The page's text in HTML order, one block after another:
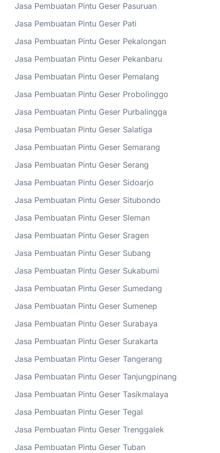
Jasa Pembuatan Pintu Geser Pasuruan
Jasa Pembuatan Pintu Geser Pati
Jasa Pembuatan Pintu Geser Pekalongan
Jasa Pembuatan Pintu Geser Pekanbaru
Jasa Pembuatan Pintu Geser Pemalang
Jasa Pembuatan Pintu Geser Probolinggo
Jasa Pembuatan Pintu Geser Purbalingga
Jasa Pembuatan Pintu Geser Salatiga
Jasa Pembuatan Pintu Geser Semarang
Jasa Pembuatan Pintu Geser Serang
Jasa Pembuatan Pintu Geser Sidoarjo
Jasa Pembuatan Pintu Geser Situbondo
Jasa Pembuatan Pintu Geser Sleman
Jasa Pembuatan Pintu Geser Sragen
Jasa Pembuatan Pintu Geser Subang
Jasa Pembuatan Pintu Geser Sukabumi
Jasa Pembuatan Pintu Geser Sumedang
Jasa Pembuatan Pintu Geser Sumenep
Jasa Pembuatan Pintu Geser Surabaya
Jasa Pembuatan Pintu Geser Surakarta
Jasa Pembuatan Pintu Geser Tangerang
Jasa Pembuatan Pintu Geser Tanjungpinang
Jasa Pembuatan Pintu Geser Tasikmalaya
Jasa Pembuatan Pintu Geser Tegal
Jasa Pembuatan Pintu Geser Trenggalek
Jasa Pembuatan Pintu Geser Tuban